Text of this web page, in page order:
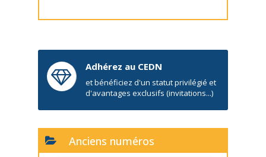
Adhérez au CEDN
et bénéficiez d'un statut privilégié et
d'avantages exclusifs (invitations...)
Anciens numéros